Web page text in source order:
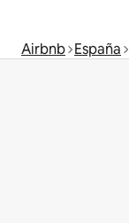
Airbnb España